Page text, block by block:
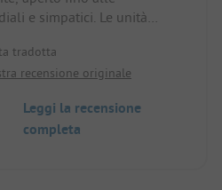
e simpatici. Le unità
tradotta
recensione originale
Leggi la recensione
completa